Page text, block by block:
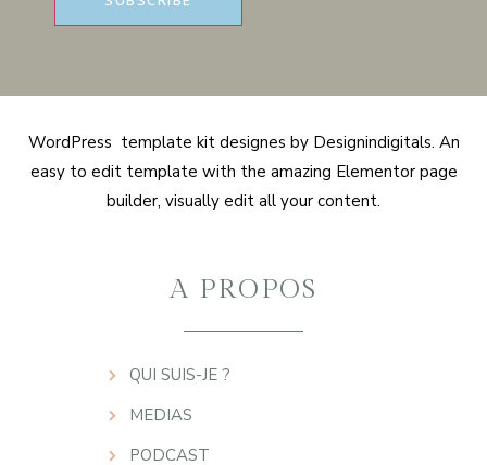
WordPress template kit designes by Designindigitals. An
easy to edit template with the amazing Elementor page
builder, visually edit all your content.
A PROPOS
QUI SUIS-JE ?
MEDIAS
PODCAST